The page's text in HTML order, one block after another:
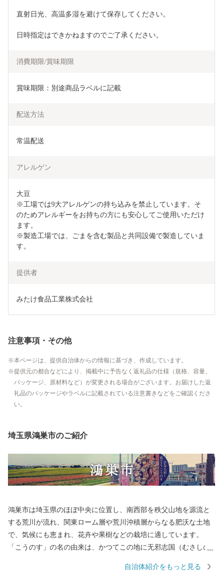
直射日光、高温多湿を避けて保存してください。
日時指定はできかねますのでご了承ください。
消費期限/賞味期限
賞味期限：別途商品ラベルに記載
配送方法
常温配送
アレルゲン
大豆
※工場では9大アレルゲンの持ち込みを禁止しています。そ
のためアレルギーをお持ちの方にも安心してご使用いただけ
ます。
※製造工場では、ごまを含む製品と共同設備で製造していま
提供者
みたけ食品工業株式会社
注意事項・その他
本ページは、提供自治体からの情報に基づき、作成しています。
提供元の都合などにより、掲載中に予告なく返礼品の仕様（規格、容量、
パッケージ、原材料など）が変更される場合がございます。お届けした返
礼品のパッケージやラベルに記載されている注意書きなどをご確認くださ
い。
埼玉県鴻巣市のご紹介
鴻巣市は埼玉県のほぼ中央に位置し、南西部を秩父山地を源流と
する荒川が流れ、関東ローム層や荒川沖積層からなる肥沃な土地
で、気候にも恵まれ、花卉や果樹などの栽培に適しています。
「こうのす」の名の由来は、かつてこの地に无邪志国（むさしの
自治体紹介をもっと見る